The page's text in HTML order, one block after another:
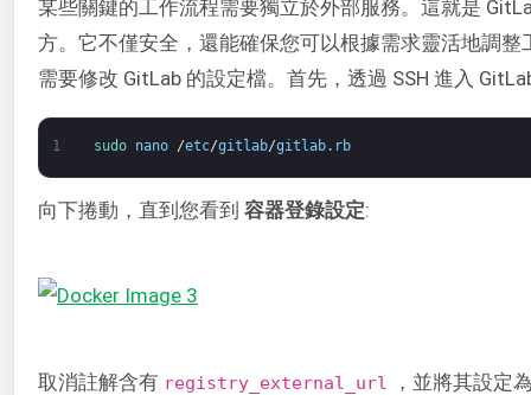
某些關鍵的工作流程需要獨立於外部服務。這就是
方。它不僅安全，還能確保您可以根據需求靈活地調
需要修改 GitLab 的設定檔。首先，透過 SSH 進入
1 sudo nano /etc/gitlab/gitlab. rb
向下捲動，直到您看到 容器登錄設定:
取消註解含有 registry_external_url ，並將其設定